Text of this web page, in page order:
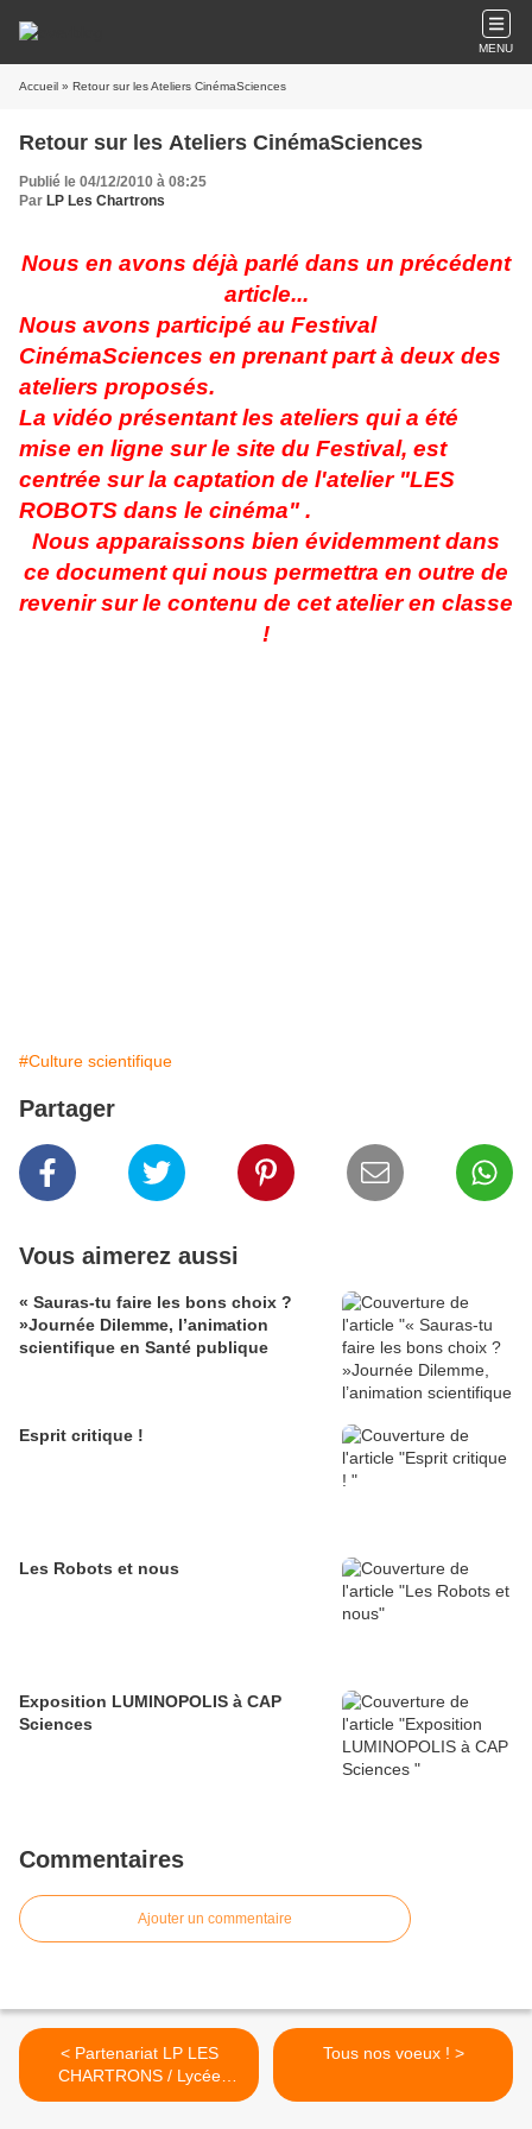
MENU
Accueil » Retour sur les Ateliers CinémaSciences
Retour sur les Ateliers CinémaSciences
Publié le 04/12/2010 à 08:25
Par LP Les Chartrons
Nous en avons déjà parlé dans un précédent
article...
Nous avons participé au Festival
CinémaSciences en prenant part à deux des
ateliers proposés.
La vidéo présentant les ateliers qui a été
mise en ligne sur le site du Festival, est
centrée sur la captation de l'atelier "LES
ROBOTS dans le cinéma" .
Nous apparaissons bien évidemment dans
ce document qui nous permettra en outre de
revenir sur le contenu de cet atelier en classe
!
#Culture scientifique
Partager
Vous aimerez aussi
« Sauras-tu faire les bons choix ?
»Journée Dilemme, l’animation
scientifique en Santé publique
Esprit critique !
Les Robots et nous
Exposition LUMINOPOLIS à CAP
Sciences
Commentaires
Ajouter un commentaire
< Partenariat LP LES
CHARTRONS / Lycée
Vinama Thiémounou Djibril
Tous nos voeux ! >